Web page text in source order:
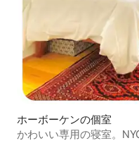
ホーボーケンの個室
かわいい専用の寝室。